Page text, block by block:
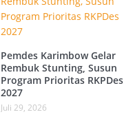
Pemdes Karimbow Gelar
Rembuk Stunting, Susun
Program Prioritas RKPDes
2027
Juli 29, 2026